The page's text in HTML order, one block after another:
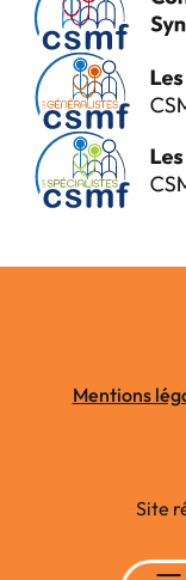
Mentions
Site